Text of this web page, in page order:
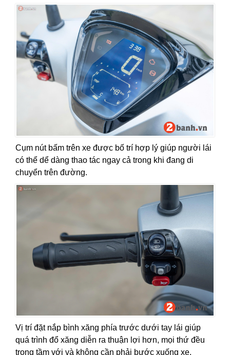
Cụm nút bấm trên xe được bố trí hợp lý giúp người lái
có thể dể dàng thao tác ngay cả trong khi đang di
chuyển trên đường.
Vị trí đặt nắp bình xăng phía trước dưới tay lái giúp
quá trình đổ xăng diễn ra thuận lợi hơn, mọi thứ đều
trong tầm với và không cần phải bước xuống xe.